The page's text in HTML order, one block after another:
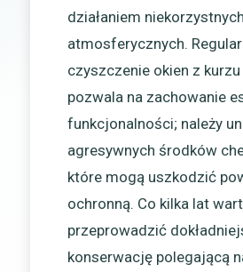
działaniem
atmosferycznych.
czyszczenie okien z kurzu
pozwala na zachowanie
funkcjonalności; należy
agresywnych środków
które mogą uszkodzić
ochronną. Co kilka lat
przeprowadzić
konserwację polegającą